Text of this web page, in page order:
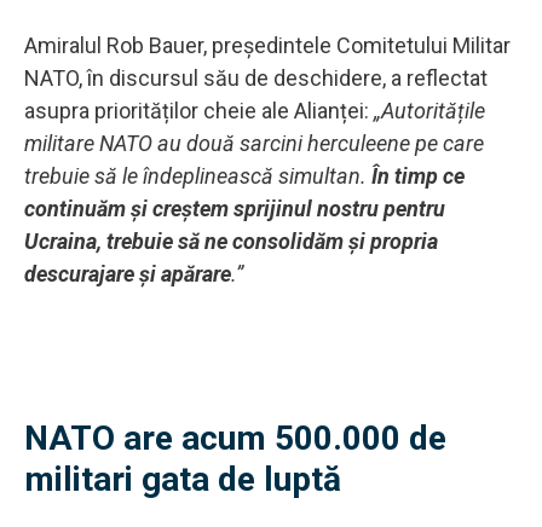
Amiralul Rob Bauer, președintele Comitetului Militar
NATO, în discursul său de deschidere, a reflectat
asupra priorităților cheie ale Alianței: „Autoritățile
militare NATO au două sarcini herculeene pe care
trebuie să le îndeplinească simultan. În timp ce
continuăm și creștem sprijinul nostru pentru
Ucraina, trebuie să ne consolidăm și propria
descurajare și apărare.”
NATO are acum 500.000 de
militari gata de luptă